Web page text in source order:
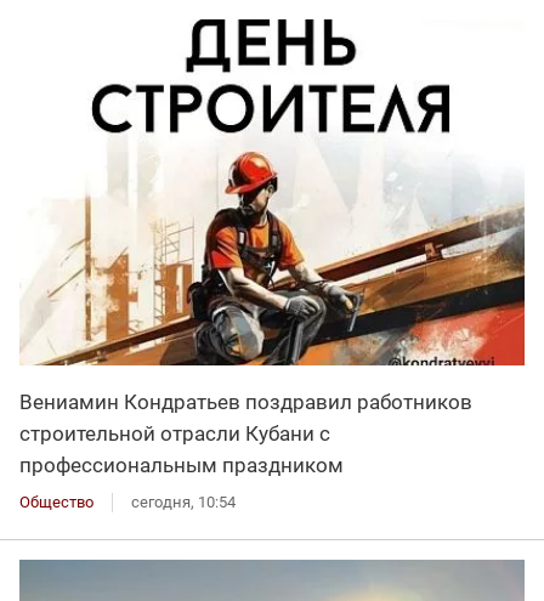
Вениамин Кондратьев поздравил работников
строительной отрасли Кубани с
профессиональным праздником
Общество сегодня, 10:54